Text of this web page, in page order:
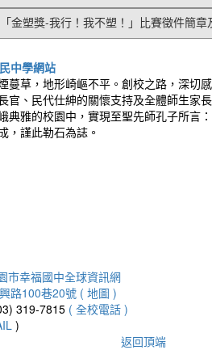
金塑獎-我行！我不塑！」比賽徵件簡章
蔓草，地形崎嶇不平。創校之路，深切
官、民代仕紳的關懷支持及全體師生家
典雅的校園中，實現至聖先師孔子所言
，謹此勒石為誌。
市幸福國中全球資訊網
路100巷20號 ( 地圖 )
319-7815 ( 全校電話 )
)
返回頂端